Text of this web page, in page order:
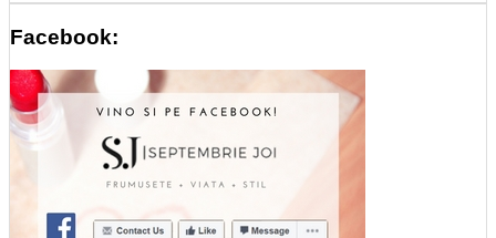
Facebook: